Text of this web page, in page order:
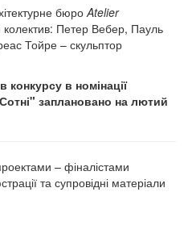
бюроAtelier
Петер Вебер, Пауль
Тойре – скульптор
конкурсу в номінації
заплановано на лютий
– фіналістами
та супровідні матеріали